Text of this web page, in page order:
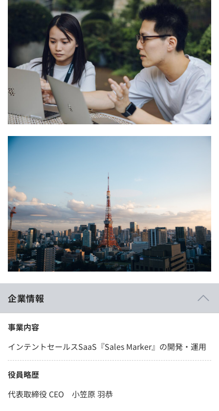
企業情報
事業内容
インテントセールスSaaS『Sales Marker』の開発・運用
役員略歴
代表取締役 CEO 小笠原 羽恭